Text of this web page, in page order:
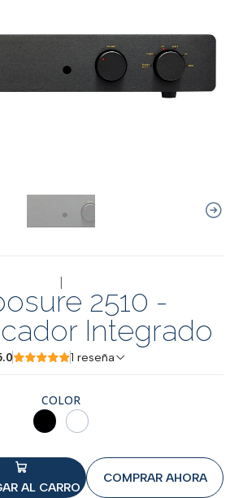
|
2510 -
Integrado
1 reseña
COLOR
AL CARRO
COMPRAR AHORA